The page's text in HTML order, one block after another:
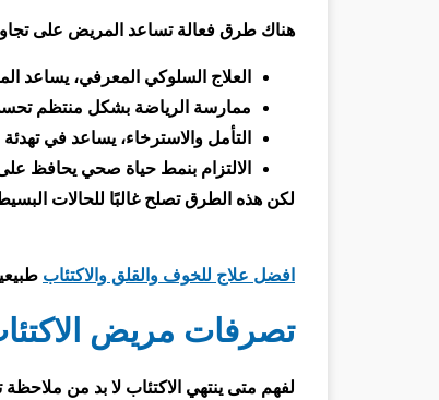
هناك طرق فعالة تساعد المريض على
العلاج السلوكي المعرفي،
ممارسة الرياضة بشكل منتظم تحسن
التأمل والاسترخاء، يساعد في
الالتزام بنمط حياة صحي يحافظ
لكن هذه الطرق تصلح غالبًا للحالات
افضل علاج للخوف والقلق والاكتئاب
تصرفات مريض
لفهم متى ينتهي الاكتئاب لا بد من